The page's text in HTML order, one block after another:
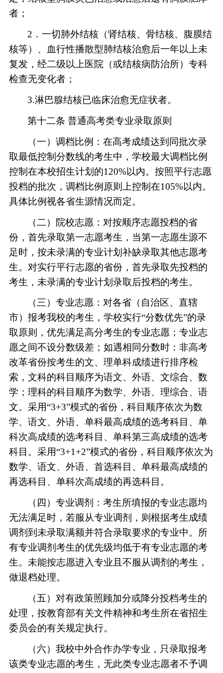
者；
2．一切肺外结核（肾结核、骨结核、腹膜结
核等）、血行性播散型肺结核治愈后一年以上未
复发，经二级以上医院（或结核病防治所）专科
检查无变化者；
3.淋巴腺结核已临床治愈无症状者。
第十二条 普通高考类专业录取原则
（一）调档比例：在高考成绩达到同批次录
取最低控制分数线的考生中，学校最大调档比例
控制在本校招生计划的120%以内。按照平行志愿
投档的批次，调档比例原则上控制在105%以内。
具体比例视各省生源情况而定。
（二）院校志愿：对按顺序志愿投档的省
份，首先录取第一志愿考生，当第一志愿生源不
足时，按未录满的专业计划补缺录取其他志愿考
生。对实行平行志愿的省份，首先录取先投档的
考生，未录满的专业计划录取后投档的考生。
（三）专业志愿：对各省（自治区、直辖
市）报考我校的考生，学校实行“分数优先”的录
取原则，优先满足高分考生的专业志愿；专业志
愿之间不设分数级差；如遇相同分数时：非高考
改革省份按考生的文、理单科成绩进行排序检
索，文科的科目顺序为语文、外语、文综合、数
学；理科的科目顺序为数学、外语、理综合、语
文。采用“3+3”模式的省份，科目顺序依次为数
学、语文、外语、单科最高成绩的选考科目、单
科次高成绩的选考科目、单科第三高成绩的选考
科目。采用“3+1+2”模式的省份，科目顺序依次为
数学、语文、外语、首选科目、单科最高成绩的
再选科目、单科次高成绩的再选科目。
（四）专业调剂：考生所填报的专业志愿均
无法满足时，若服从专业调剂，则根据考生成绩
调剂到未录取满额并符合录取要求的专业中。所
有专业调剂考生的优先级均低于有专业志愿的考
生。未能按志愿进入专业且不服从调剂的考生，
做退档处理。
（五）对有政策照顾加分或降分投档考生的
处理，按教育部有关文件精神和考生所在省招生
委员会的有关规定执行。
（六）我校中外合作办学专业，只录取报考
该类专业志愿的考生，无此类专业志愿者不予调